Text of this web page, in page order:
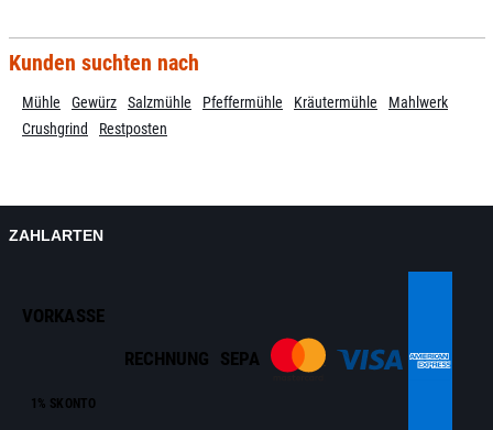
Kunden suchten nach
Mühle Gewürz Salzmühle Pfeffermühle Kräutermühle
Mahlwerk
Crushgrind
Restposten
ZAHLARTEN
VORKASSE
1% SKONTO
RECHNUNG SEPA